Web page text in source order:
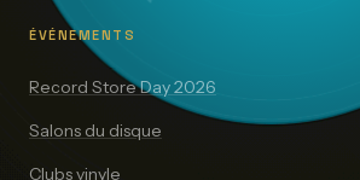
ÉVÉNEMENTS
Record Store Day 2026
Salons du disque
Clubs vinyle